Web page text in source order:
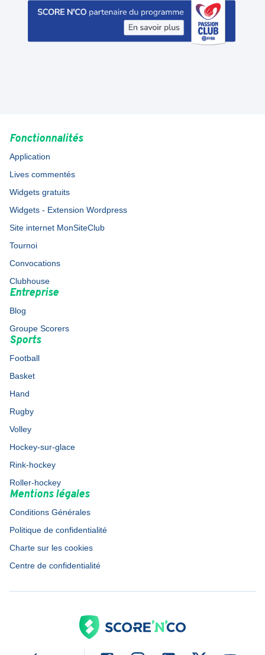
Fonctionnalités
Application
Lives commentés
Widgets gratuits
Widgets - Extension Wordpress
Site internet MonSiteClub
Tournoi
Convocations
Clubhouse
Entreprise
Blog
Groupe Scorers
Sports
Football
Basket
Hand
Rugby
Volley
Hockey-sur-glace
Rink-hockey
Roller-hockey
Mentions légales
Conditions Générales
Politique de confidentialité
Charte sur les cookies
Centre de confidentialité